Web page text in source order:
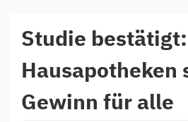
Studie
Hausapotheken
Gewinn für alle